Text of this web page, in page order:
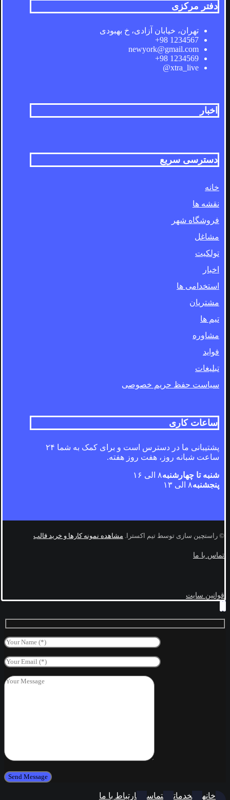
دفتر مرکزی
تهران، خیابان آزادی، خ بهبودی
1234567 98+
newyork@gmail.com
1234569 98+
xtra_live@
اخبار
دسترسی سریع
خانه
نقشه ها
فروشگاه شهر
مشاغل
تولکیت
اخبار
استخدامی ها
مشتریان
تیم ها
مشاوره
فواید
تبلیغات
سیاست حفظ حریم خصوصی
ساعات کاری
پشتیبانی ما در دسترس است و برای کمک به شما ۲۴
ساعت شبانه روز، هفت روز هفته.
شنبه تا چهارشنبه۸ الی ۱۶
پنجشنبه۸ الی ۱۳
© راستچین سازی توسط تیم اکسترا. مشاهده نمونه کارها و خرید قالب
تماس با ما
قوانین سایت
خانه خدمات تماس ارتباط با ما